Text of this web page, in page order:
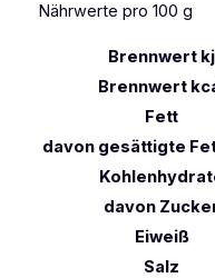
Nährwerte pro 100 g
Brennwert kj
Brennwert
Fett
davon gesättigte
davon
Eiweiß
Salz